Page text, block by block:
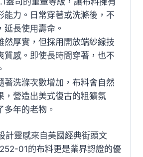
能力。日常穿著或洗滌後，不
延長使用壽命。
然厚實，但採用開放端紗線技
質感。即使長時間穿著，也不
著洗滌次數增加，布料會自然
，營造出美式復古的粗獷氛
多年的老物。
計靈感來自美國經典街頭文
01的布料更是業界認證的優